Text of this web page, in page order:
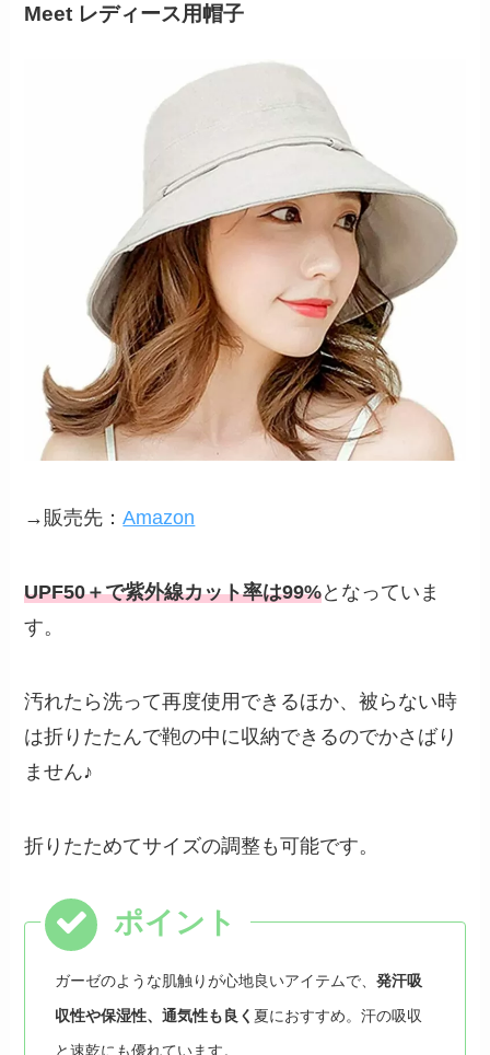
Meet レディース用帽子
→販売先：Amazon
UPF50＋で紫外線カット率は99%となっていま
す。
汚れたら洗って再度使用できるほか、被らない時
は折りたたんで鞄の中に収納できるのでかさばり
ません♪
折りたためてサイズの調整も可能です。
ガーゼのような肌触りが心地良いアイテムで、発汗吸
収性や保湿性、通気性も良く 夏におすすめ。汗の吸収
と速乾にも優れています。